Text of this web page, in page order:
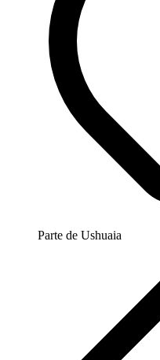
Parte de Ushuaia